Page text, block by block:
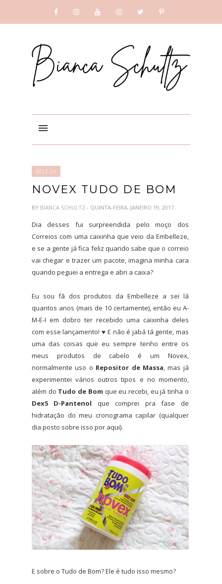
BELEZA
NOVEX TUDO DE BOM
BY BIANCA SCHULTZ - QUINTA-FEIRA, JANEIRO 19, 2017
Dia desses fui surpreendida pelo moço dos
Correios com uma caixinha que veio da Embelleze,
e se a gente já fica feliz quando sabe que o correio
vai chegar e trazer um pacote, imagina minha cara
quando peguei a entrega e abri a caixa?
Eu sou fã dos produtos da Embelleze a sei lá
quantos anos (mais de 10 certamente), então eu A-
M-E-I em dobro ter recebido uma caixinha deles
com esse lançamento! ♥ E não é jabá tá gente, mas
uma das coisas que eu sempre tenho entre os
meus produtos de cabelo é um Novex,
normalmente uso o Repositor de Massa, mas já
experimentei vários outros tipos e no momento,
além do Tudo de Bom que eu recebi, eu já tinha o
Dex5 D-Pantenol que comprei pra fase de
hidratação do meu cronograma capilar (qualquer
dia posto sobre isso por aqui).
E sobre o Tudo de Bom? Ele é tudo isso mesmo?